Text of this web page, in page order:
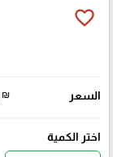
favorite_border
السعر ₪
اختر الكمية